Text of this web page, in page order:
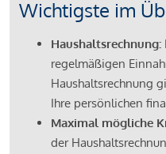
Wichtigste im
Haushaltsrechnung:
regelmäßigen
Haushaltsrechnung
Ihre persönlichen
Maximal mögliche
der